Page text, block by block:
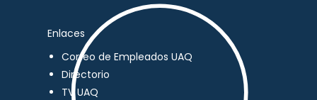
Enlaces
Correo de Empleados UAQ
Directorio
TV UAQ